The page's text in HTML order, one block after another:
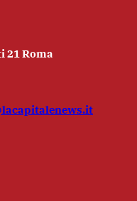
21 Roma